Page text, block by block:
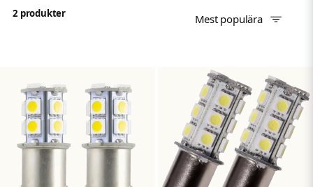
2 produkter Mest populära